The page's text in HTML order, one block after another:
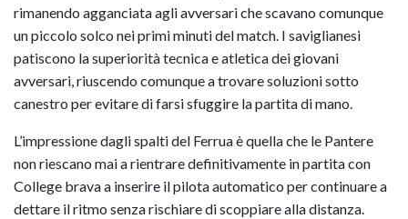
rimanendo agganciata agli avversari che scavano comunque
un piccolo solco nei primi minuti del match. I saviglianesi
patiscono la superiorità tecnica e atletica dei giovani
avversari, riuscendo comunque a trovare soluzioni sotto
canestro per evitare di farsi sfuggire la partita di mano.
L’impressione dagli spalti del Ferrua è quella che le Pantere
non riescano mai a rientrare definitivamente in partita con
College brava a inserire il pilota automatico per continuare a
dettare il ritmo senza rischiare di scoppiare alla distanza.